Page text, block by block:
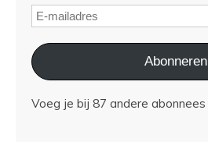
Abonneren
Voeg je bij 87 andere abonnees